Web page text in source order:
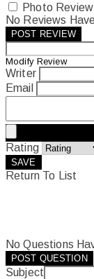
Photo Review
No Reviews
POST REVIEW
Modify Review
Writer
Email
Rating
SAVE
Return To List
No Questions
POST QUESTION
Subject